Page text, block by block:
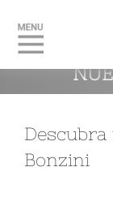
Descubra
Bonzini